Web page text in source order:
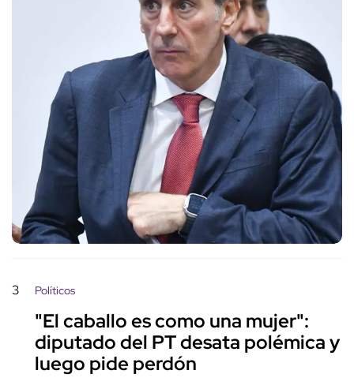
3 Políticos
"El caballo es como una mujer":
diputado del PT desata polémica y
luego pide perdón